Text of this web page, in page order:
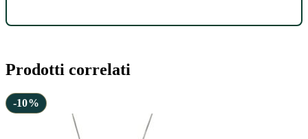
Prodotti correlati
-10%